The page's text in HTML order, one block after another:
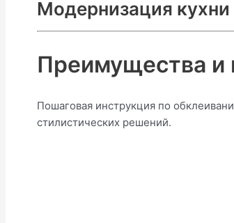
Модернизация
Преимущества и
Пошаговая инструкция по
стилистических решений.